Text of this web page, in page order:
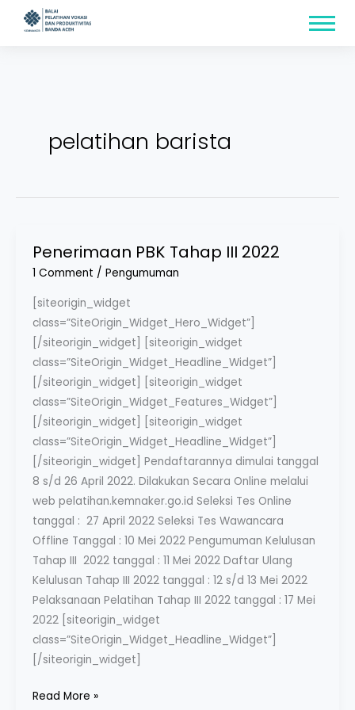
content
pelatihan barista
Penerimaan PBK Tahap III 2022
1 Comment / Pengumuman
[siteorigin_widget
class=”SiteOrigin_Widget_Hero_Widget”]
[/siteorigin_widget] [siteorigin_widget
class=”SiteOrigin_Widget_Headline_Widget”]
[/siteorigin_widget] [siteorigin_widget
class=”SiteOrigin_Widget_Features_Widget”]
[/siteorigin_widget] [siteorigin_widget
class=”SiteOrigin_Widget_Headline_Widget”]
[/siteorigin_widget] Pendaftarannya dimulai tanggal
8 s/d 26 April 2022. Dilakukan Secara Online melalui
web pelatihan.kemnaker.go.id Seleksi Tes Online
tanggal : 27 April 2022 Seleksi Tes Wawancara
Offline Tanggal : 10 Mei 2022 Pengumuman Kelulusan
Tahap III 2022 tanggal : 11 Mei 2022 Daftar Ulang
Kelulusan Tahap III 2022 tanggal : 12 s/d 13 Mei 2022
Pelaksanaan Pelatihan Tahap III 2022 tanggal : 17 Mei
2022 [siteorigin_widget
class=”SiteOrigin_Widget_Headline_Widget”]
[/siteorigin_widget]
Penerimaan
PBK
III
2022
Read More »